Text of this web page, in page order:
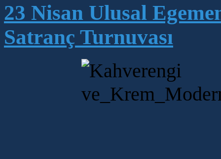
23 Nisan Ulusal
Satranç Turnuvası